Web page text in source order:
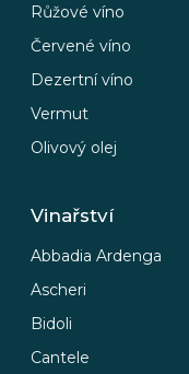
Růžové víno
Červené víno
Dezertní víno
Vermut
Olivový olej
Vinařství
Abbadia Ardenga
Ascheri
Bidoli
Cantele